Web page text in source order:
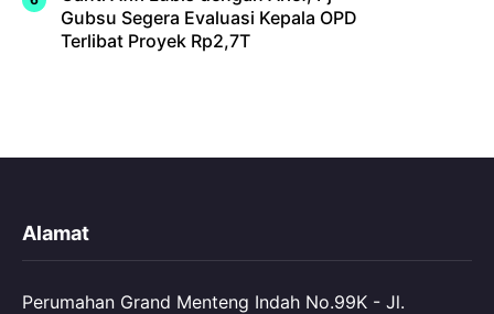
Gubsu Segera Evaluasi Kepala OPD
Terlibat Proyek Rp2,7T
Alamat
Perumahan Grand Menteng Indah No.99K - Jl.